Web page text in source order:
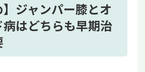
】ジャンパー膝とオ
病はどちらも早期治